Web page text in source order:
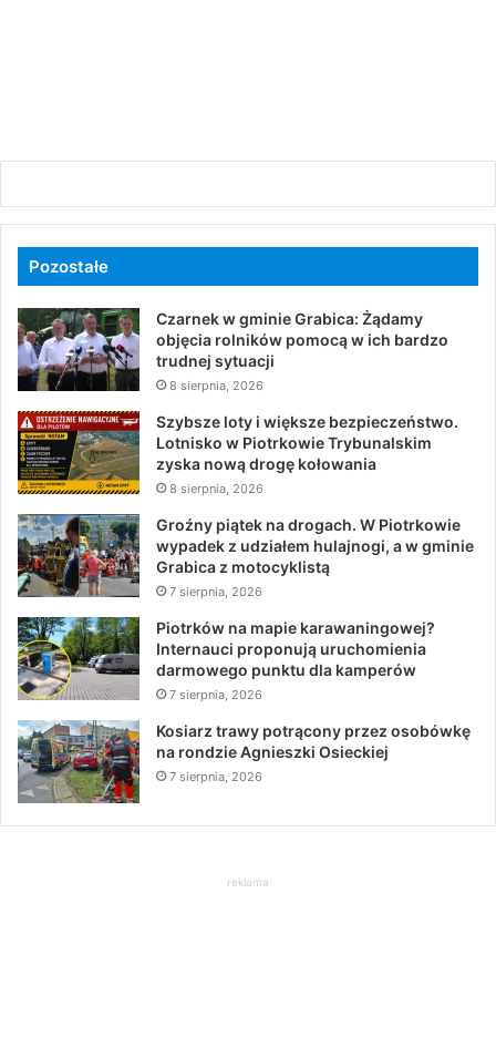
Pozostałe
Czarnek w gminie Grabica: Żądamy
objęcia rolników pomocą w ich bardzo
trudnej sytuacji
8 sierpnia, 2026
Szybsze loty i większe bezpieczeństwo.
Lotnisko w Piotrkowie Trybunalskim
zyska nową drogę kołowania
8 sierpnia, 2026
Groźny piątek na drogach. W Piotrkowie
wypadek z udziałem hulajnogi, a w gminie
Grabica z motocyklistą
7 sierpnia, 2026
Piotrków na mapie karawaningowej?
Internauci proponują uruchomienia
darmowego punktu dla kamperów
7 sierpnia, 2026
Kosiarz trawy potrącony przez osobówkę
na rondzie Agnieszki Osieckiej
7 sierpnia, 2026
reklama